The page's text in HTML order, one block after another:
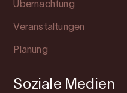
Übernachtung
Veranstaltungen
Planung
Soziale Medien